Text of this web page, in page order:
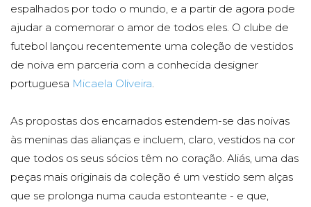
espalhados por todo o mundo, e a partir de agora pode
ajudar a comemorar o amor de todos eles. O clube de
futebol lançou recentemente uma coleção de vestidos
de noiva em parceria com a conhecida designer
portuguesa Micaela Oliveira.
As propostas dos encarnados estendem-se das noivas
às meninas das alianças e incluem, claro, vestidos na cor
que todos os seus sócios têm no coração. Aliás, uma das
peças mais originais da coleção é um vestido sem alças
que se prolonga numa cauda estonteante - e que,